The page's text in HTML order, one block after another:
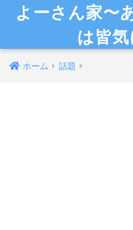
よーさん家〜
は皆
ホーム 話題